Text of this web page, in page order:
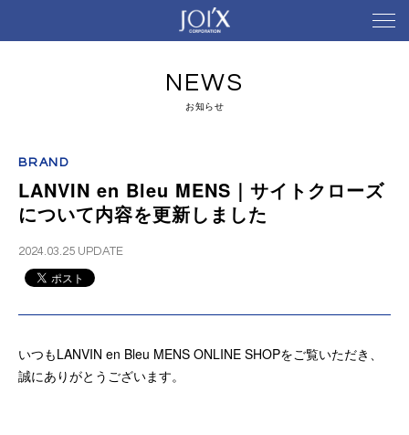
NEWS
お知らせ
BRAND
LANVIN en Bleu MENS｜サイトクローズ
について内容を更新しました
2024.03.25 UPDATE
いつもLANVIN en Bleu MENS ONLINE SHOPをご覧いただき、
誠にありがとうございます。